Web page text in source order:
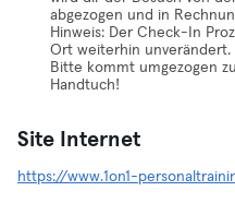
abgezogen und in
Hinweis: Der Check-In
Ort weiterhin unverändert.
Bitte kommt umgezogen
Handtuch!
Site Internet
https://www.1on1-